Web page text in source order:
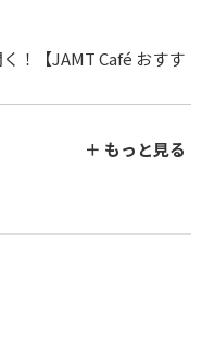
！【JAMT Café おすす
＋ もっと見る